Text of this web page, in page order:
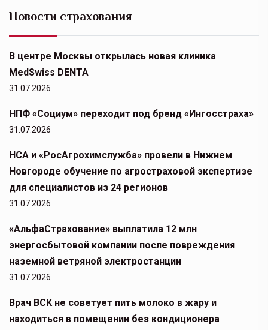
Новости страхования
В центре Москвы открылась новая клиника
MedSwiss DENTA
31.07.2026
НПФ «Социум» переходит под бренд «Ингосстраха»
31.07.2026
НСА и «РосАгрохимслужба» провели в Нижнем
Новгороде обучение по агростраховой экспертизе
для специалистов из 24 регионов
31.07.2026
«АльфаСтрахование» выплатила 12 млн
энергосбытовой компании после повреждения
наземной ветряной электростанции
31.07.2026
Врач ВСК не советует пить молоко в жару и
находиться в помещении без кондиционера